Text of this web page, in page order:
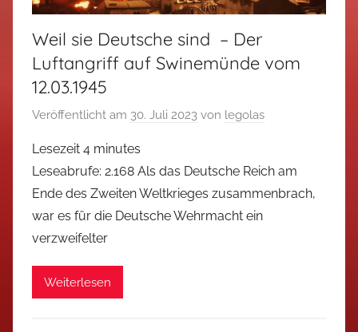
Weil sie Deutsche sind – Der
Luftangriff auf Swinemünde vom
12.03.1945
Veröffentlicht am 30. Juli 2023 von legolas
Lesezeit 4 minutes
Leseabrufe: 2.168 Als das Deutsche Reich am
Ende des Zweiten Weltkrieges zusammenbrach,
war es für die Deutsche Wehrmacht ein
verzweifelter
Weiterlesen